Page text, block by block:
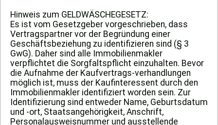
Hinweis zum GELDWÄSCHEGESETZ:
Es ist vom Gesetzgeber vorgeschrieben, dass
Vertragspartner vor der Begründung einer
Geschäftsbeziehung zu identifizieren sind (§ 3
GwG). Daher sind alle Immobilienmakler
verpflichtet die Sorgfaltspflicht einzuhalten. Bevor
die Aufnahme der Kaufvertrags-verhandlungen
möglich ist, muss der Kaufinteressent durch den
Immobilienmakler identifiziert worden sein. Zur
Identifizierung sind entweder Name, Geburtsdatum
und -ort, Staatsangehörigkeit, Anschrift,
Personalausweisnummer und ausstellende